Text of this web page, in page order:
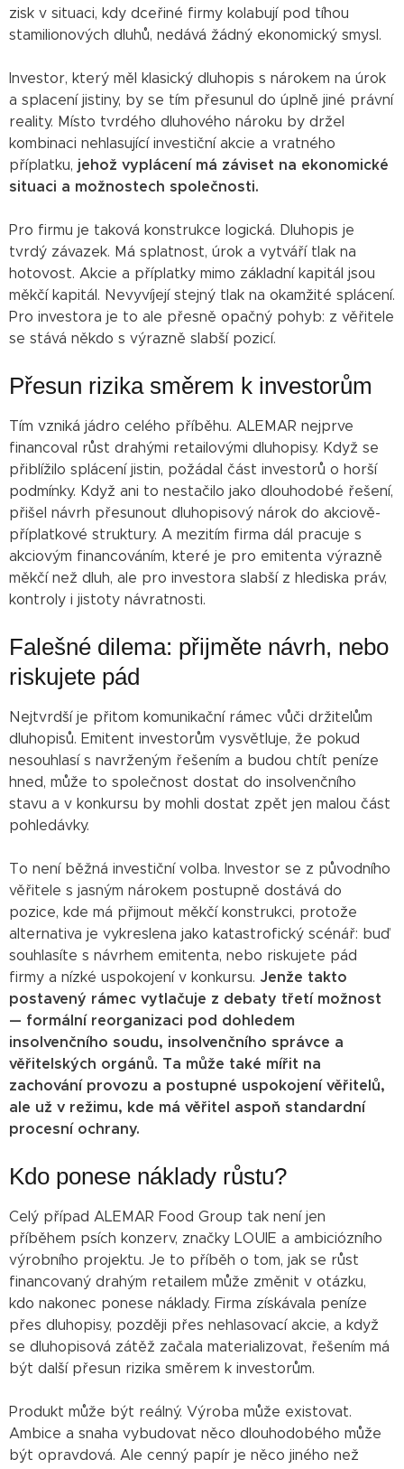
zisk v situaci, kdy dceřiné firmy kolabují pod tíhou
stamilionových dluhů, nedává žádný ekonomický smysl.
Investor, který měl klasický dluhopis s nárokem na úrok
a splacení jistiny, by se tím přesunul do úplně jiné právní
reality. Místo tvrdého dluhového nároku by držel
kombinaci nehlasující investiční akcie a vratného
příplatku, jehož vyplácení má záviset na ekonomické
situaci a možnostech společnosti.
Pro firmu je taková konstrukce logická. Dluhopis je
tvrdý závazek. Má splatnost, úrok a vytváří tlak na
hotovost. Akcie a příplatky mimo základní kapitál jsou
měkčí kapitál. Nevyvíjejí stejný tlak na okamžité splácení.
Pro investora je to ale přesně opačný pohyb: z věřitele
se stává někdo s výrazně slabší pozicí.
Přesun rizika směrem k investorům
Tím vzniká jádro celého příběhu. ALEMAR nejprve
financoval růst drahými retailovými dluhopisy. Když se
přiblížilo splácení jistin, požádal část investorů o horší
podmínky. Když ani to nestačilo jako dlouhodobé řešení,
přišel návrh přesunout dluhopisový nárok do akciově-
příplatkové struktury. A mezitím firma dál pracuje s
akciovým financováním, které je pro emitenta výrazně
měkčí než dluh, ale pro investora slabší z hlediska práv,
kontroly i jistoty návratnosti.
Falešné dilema: přijměte návrh, nebo
riskujete pád
Nejtvrdší je přitom komunikační rámec vůči držitelům
dluhopisů. Emitent investorům vysvětluje, že pokud
nesouhlasí s navrženým řešením a budou chtít peníze
hned, může to společnost dostat do insolvenčního
stavu a v konkursu by mohli dostat zpět jen malou část
pohledávky.
To není běžná investiční volba. Investor se z původního
věřitele s jasným nárokem postupně dostává do
pozice, kde má přijmout měkčí konstrukci, protože
alternativa je vykreslena jako katastrofický scénář: buď
souhlasíte s návrhem emitenta, nebo riskujete pád
firmy a nízké uspokojení v konkursu. Jenže takto
postavený rámec vytlačuje z debaty třetí možnost
— formální reorganizaci pod dohledem
insolvenčního soudu, insolvenčního správce a
věřitelských orgánů. Ta může také mířit na
zachování provozu a postupné uspokojení věřitelů,
ale už v režimu, kde má věřitel aspoň standardní
procesní ochrany.
Kdo ponese náklady růstu?
Celý případ ALEMAR Food Group tak není jen
příběhem psích konzerv, značky LOUIE a ambiciózního
výrobního projektu. Je to příběh o tom, jak se růst
financovaný drahým retailem může změnit v otázku,
kdo nakonec ponese náklady. Firma získávala peníze
přes dluhopisy, později přes nehlasovací akcie, a když
se dluhopisová zátěž začala materializovat, řešením má
být další přesun rizika směrem k investorům.
Produkt může být reálný. Výroba může existovat.
Ambice a snaha vybudovat něco dlouhodobého může
být opravdová. Ale cenný papír je něco jiného než